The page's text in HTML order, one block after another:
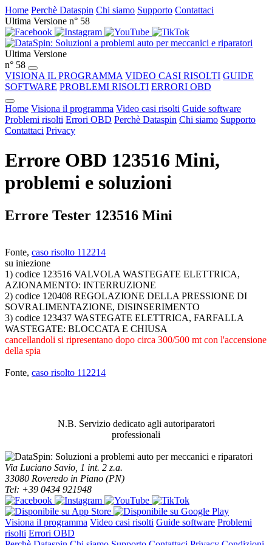
Home Perchè Dataspin Chi siamo Supporto Contattaci
Ultima Versione n° 58
Ultima Versione
n° 58
VISIONA IL PROGRAMMA VIDEO CASI RISOLTI GUIDE
SOFTWARE PROBLEMI RISOLTI ERRORI OBD
Home Visiona il programma Video casi risolti Guide software
Problemi risolti Errori OBD Perchè Dataspin Chi siamo Supporto
Contattaci Privacy
Errore OBD 123516 Mini,
problemi e soluzioni
Errore Tester 123516 Mini
Fonte, caso risolto 112214
su iniezione
1) codice 123516 VALVOLA WASTEGATE ELETTRICA,
AZIONAMENTO: INTERRUZIONE
2) codice 120408 REGOLAZIONE DELLA PRESSIONE DI
SOVRALIMENTAZIONE, DISINSERIMENTO
3) codice 123437 WASTEGATE ELETTRICA, FARFALLA
WASTEGATE: BLOCCATA E CHIUSA
cancellandoli si ripresentano dopo circa 300/500 mt con l'accensione
della spia
Fonte, caso risolto 112214
N.B. Servizio dedicato agli autoriparatori
professionali
Via Luciano Savio, 1 int. 2 z.a.
33080 Roveredo in Piano (PN)
Tel: +39 0434 921948
Visiona il programma Video casi risolti Guide software Problemi
risolti Errori OBD